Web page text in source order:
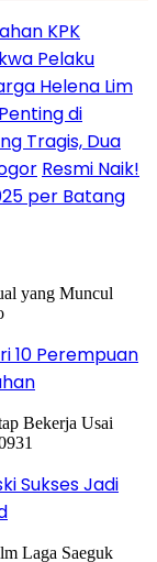
KPK
Pelaku
Helena Lim
di
Tragis, Dua
Resmi Naik!
per Batang
10 Perempuan
Sukses Jadi